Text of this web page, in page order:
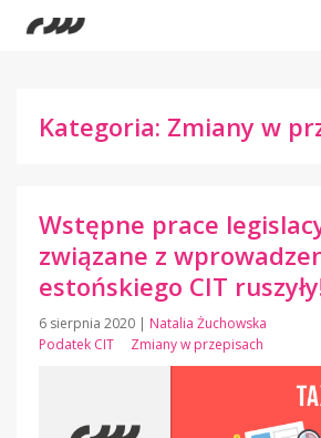
Kategoria: Zmiany w
Wstępne prace
związane z
estońskiego CIT
6 sierpnia 2020 | Natalia Żuchowska
Podatek CIT
Zmiany w przepisach